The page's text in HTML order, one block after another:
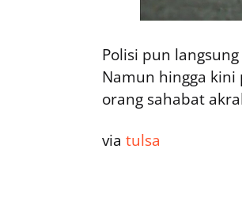
Polisi pun
Namun hingga
orang sahabat
via tulsa